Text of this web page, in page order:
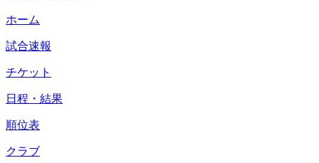
ホーム
試合速報
チケット
日程・結果
順位表
クラブ